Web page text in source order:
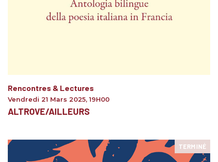
Rencontres & Lectures
Vendredi 21 Mars 2025, 19H00
ALTROVE/AILLEURS
TERMINÉ